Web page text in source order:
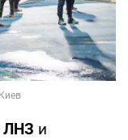
ЛНЗ и